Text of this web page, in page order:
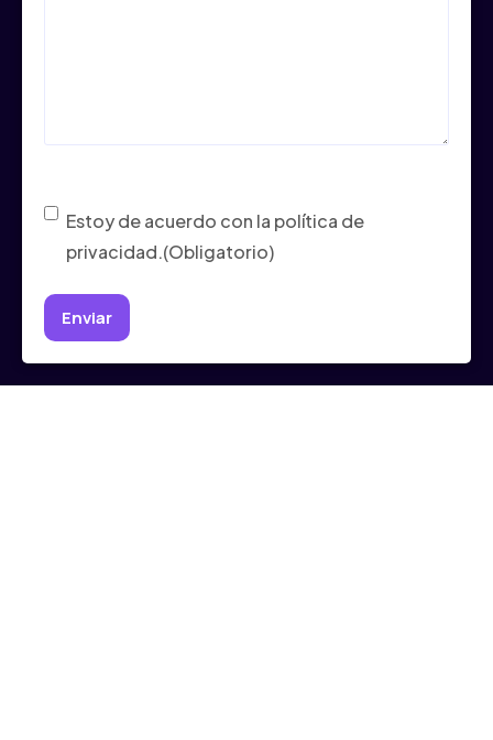
Consentimiento (Obligatorio)
Estoy de acuerdo con la política de
privacidad.(Obligatorio)